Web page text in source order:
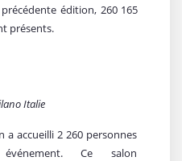
édition, 260 165
présents.
Italie
a accueilli 2 260 personnes
Ce salon